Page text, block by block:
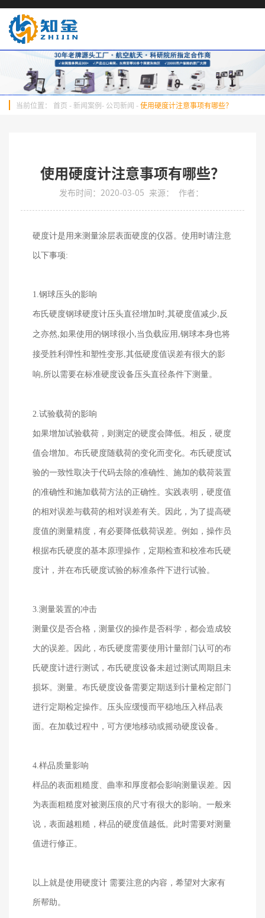
当前位置： 首页 - 新闻案例- 公司新闻 -使用硬度计注意事项有哪些？
使用硬度计注意事项有哪些？
发布时间：2020-03-05 来源： 作者：
硬度计是用来测量涂层表面硬度的仪器。使用时请注意
以下事项:
1. 钢球压头的影响
布氏硬度钢球硬度计压头直径增加时 其硬度值减少, 反
之亦然,如果使用的钢球很小,当负载应用 ,钢球本身也将
接受胜利弹性和塑性变形,其低硬度值误差有很大的影
响,所以需要在标准硬度设备压头直径条件下测量。
2. 试验载荷的影响
如果增加试验载荷，则测定的硬度会降低。相反，硬度
值会增加。布氏硬度随载荷的变化而变化。布氏硬度试
验的一致性取决于代码去除的准确性、施加的载荷装置
的准确性和施加载荷方法的正确性。实践表明，硬度值
的相对误差与载荷的相对误差有关。因此，为了提高硬
度值的测量精度，有必要降低载荷误差。例如，操作员
根据布氏硬度的基本原理操作，定期检查和校准布氏硬
度计，并在布氏硬度试验的标准条件下进行试验。
3. 测量装置的冲击
测量仪是否合格，测量仪的操作是否科学，都会造成较
大的误差。因此，布氏硬度需要使用计量部门认可的布
氏硬度计进行测试，布氏硬度设备未超过测试周期且未
损坏。测量。布氏硬度设备需要定期送到计量检定部门
进行定期检定操作。压头应缓慢而平稳地压入样品表
面。在加载过程中，可方便地移动或摇动硬度设备。
4. 样品质量影响
样品的表面粗糙度、曲率和厚度都会影响测量误差。因
为表面粗糙度对被测压痕的尺寸有很大的影响。一般来
说，表面越粗糙，样品的硬度值越低。此时需要对测量
值进行修正。
以上就是使用硬度计 需要注意的内容，希望对大家有
所帮助。